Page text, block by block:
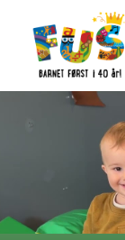
Hopp til innhold